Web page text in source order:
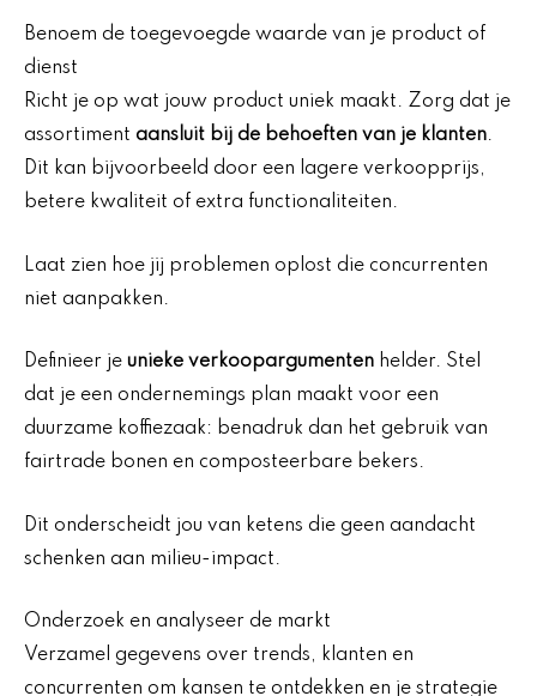
Benoem de toegevoegde waarde van je product of
dienst
Richt je op wat jouw product uniek maakt. Zorg dat je
assortiment aansluit bij de behoeften van je klanten.
Dit kan bijvoorbeeld door een lagere verkoopprijs,
betere kwaliteit of extra functionaliteiten.
Laat zien hoe jij problemen oplost die concurrenten
niet aanpakken.
Definieer je unieke verkoopargumenten helder. Stel
dat je een ondernemings plan maakt voor een
duurzame koffiezaak: benadruk dan het gebruik van
fairtrade bonen en composteerbare bekers.
Dit onderscheidt jou van ketens die geen aandacht
schenken aan milieu-impact.
Onderzoek en analyseer de markt
Verzamel gegevens over trends, klanten en
concurrenten om kansen te ontdekken en je strategie